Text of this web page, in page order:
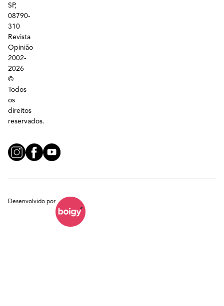
SP,
08790-
310
Revista
Opinião
2002-
2026
©
Todos
os
direitos
reservados.
Desenvolvido por